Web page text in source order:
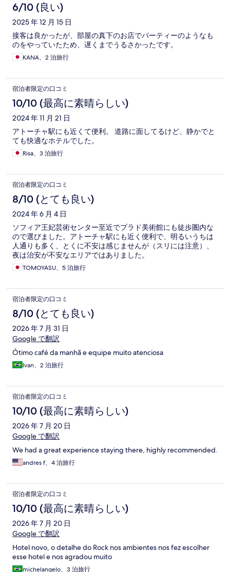
6/10 (良い)
2025 年 12 月 15 日
接客は良かったが、部屋の真下のお店でパーティーのようなも
のをやっていたため、遅くまでうるさかったです。
KANA、2 泊旅行
宿泊者限定の口コミ
10/10 (最高に素晴らしい)
2024 年 11 月 21 日
アトーチャ駅にも近くて便利。 道路に面してるけど、静かでと
ても快適なホテルでした。
Risa、3 泊旅行
宿泊者限定の口コミ
8/10 (とても良い)
2024 年 6 月 4 日
ソフィア王妃芸術センター至近でプラド美術館にも徒歩圏内な
ので選びました。アトーチャ駅にも近く便利で、明るいうちは
人通りも多く、とくに不安は感じませんが（スリには注意）、
夜は治安が不安なエリアではありました。
TOMOYASU、5 泊旅行
宿泊者限定の口コミ
8/10 (とても良い)
2026 年 7 月 31 日
Google で翻訳
Ótimo café da manhã e equipe muito atenciosa
Ivan、2 泊旅行
宿泊者限定の口コミ
10/10 (最高に素晴らしい)
2026 年 7 月 20 日
Google で翻訳
We had a great experience staying there, highly recommended.
andres f、4 泊旅行
宿泊者限定の口コミ
10/10 (最高に素晴らしい)
2026 年 7 月 20 日
Google で翻訳
Hotel novo, o detalhe do Rock nos ambientes nos fez escolher
esse hotel e nos agradou muito
michelangelo、3 泊旅行